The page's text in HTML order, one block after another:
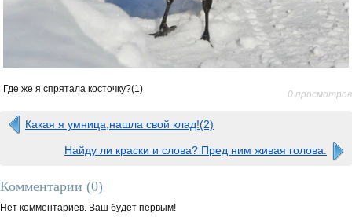
Где же я спрятала косточку?(1) 0 просмотров
Какая я умница,нашла свой клад!(2)
Найду ли краски и слова? Пред ним живая голова.
Комментарии (0)
Нет комментариев. Ваш будет первым!